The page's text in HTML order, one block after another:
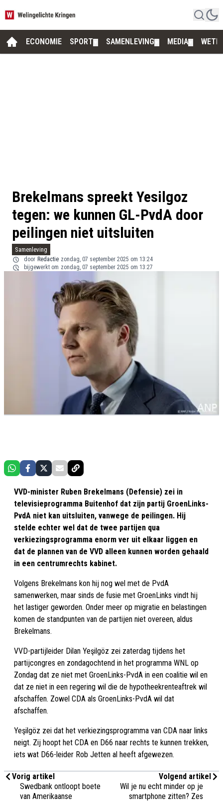
ECONOMIE SPORT SAMENLEVING MEDIA
Brekelmans spreekt Yesilgoz
tegen: we kunnen GL-PvdA door
peilingen niet uitsluiten
Samenleving
door Redactie zondag, 07 september 2025 om 13:24
bijgewerkt om zondag, 07 september 2025 om 13:27
VVD-minister Ruben Brekelmans (Defensie) zei in
televisieprogramma Buitenhof dat zijn partij GroenLinks-
PvdA niet kan uitsluiten, vanwege de peilingen. Hij
stelde echter wel dat de twee partijen qua
verkiezingsprogramma enorm ver uit elkaar liggen en
dat de plannen van de VVD alleen kunnen worden gehaald
in een centrumrechts kabinet.
Volgens Brekelmans kon hij nog wel met de PvdA
samenwerken, maar sinds de fusie met GroenLinks vindt hij
het lastiger geworden. Onder meer op migratie en belastingen
komen de standpunten van de partijen niet overeen, aldus
Brekelmans.
VVD-partijleider Dilan Yeşilgöz zei zaterdag tijdens het
partijcongres en zondagochtend in het programma WNL op
Zondag dat ze niet met GroenLinks-PvdA in een coalitie wil en
dat ze niet in een regering wil die de hypotheekrenteaftrek wil
afschaffen. Zowel CDA als GroenLinks-PvdA wil dat
afschaffen.
Yeşilgöz zei dat het verkiezingsprogramma van CDA naar links
neigt. Zij hoopt het CDA en D66 naar rechts te kunnen trekken,
iets wat D66-leider Rob Jetten al heeft afgewezen.
Vorig artikel
Swedbank ontloopt boete
van Amerikaanse
Volgend artikel
Wil je nu echt minder op je
smartphone zitten? Zes